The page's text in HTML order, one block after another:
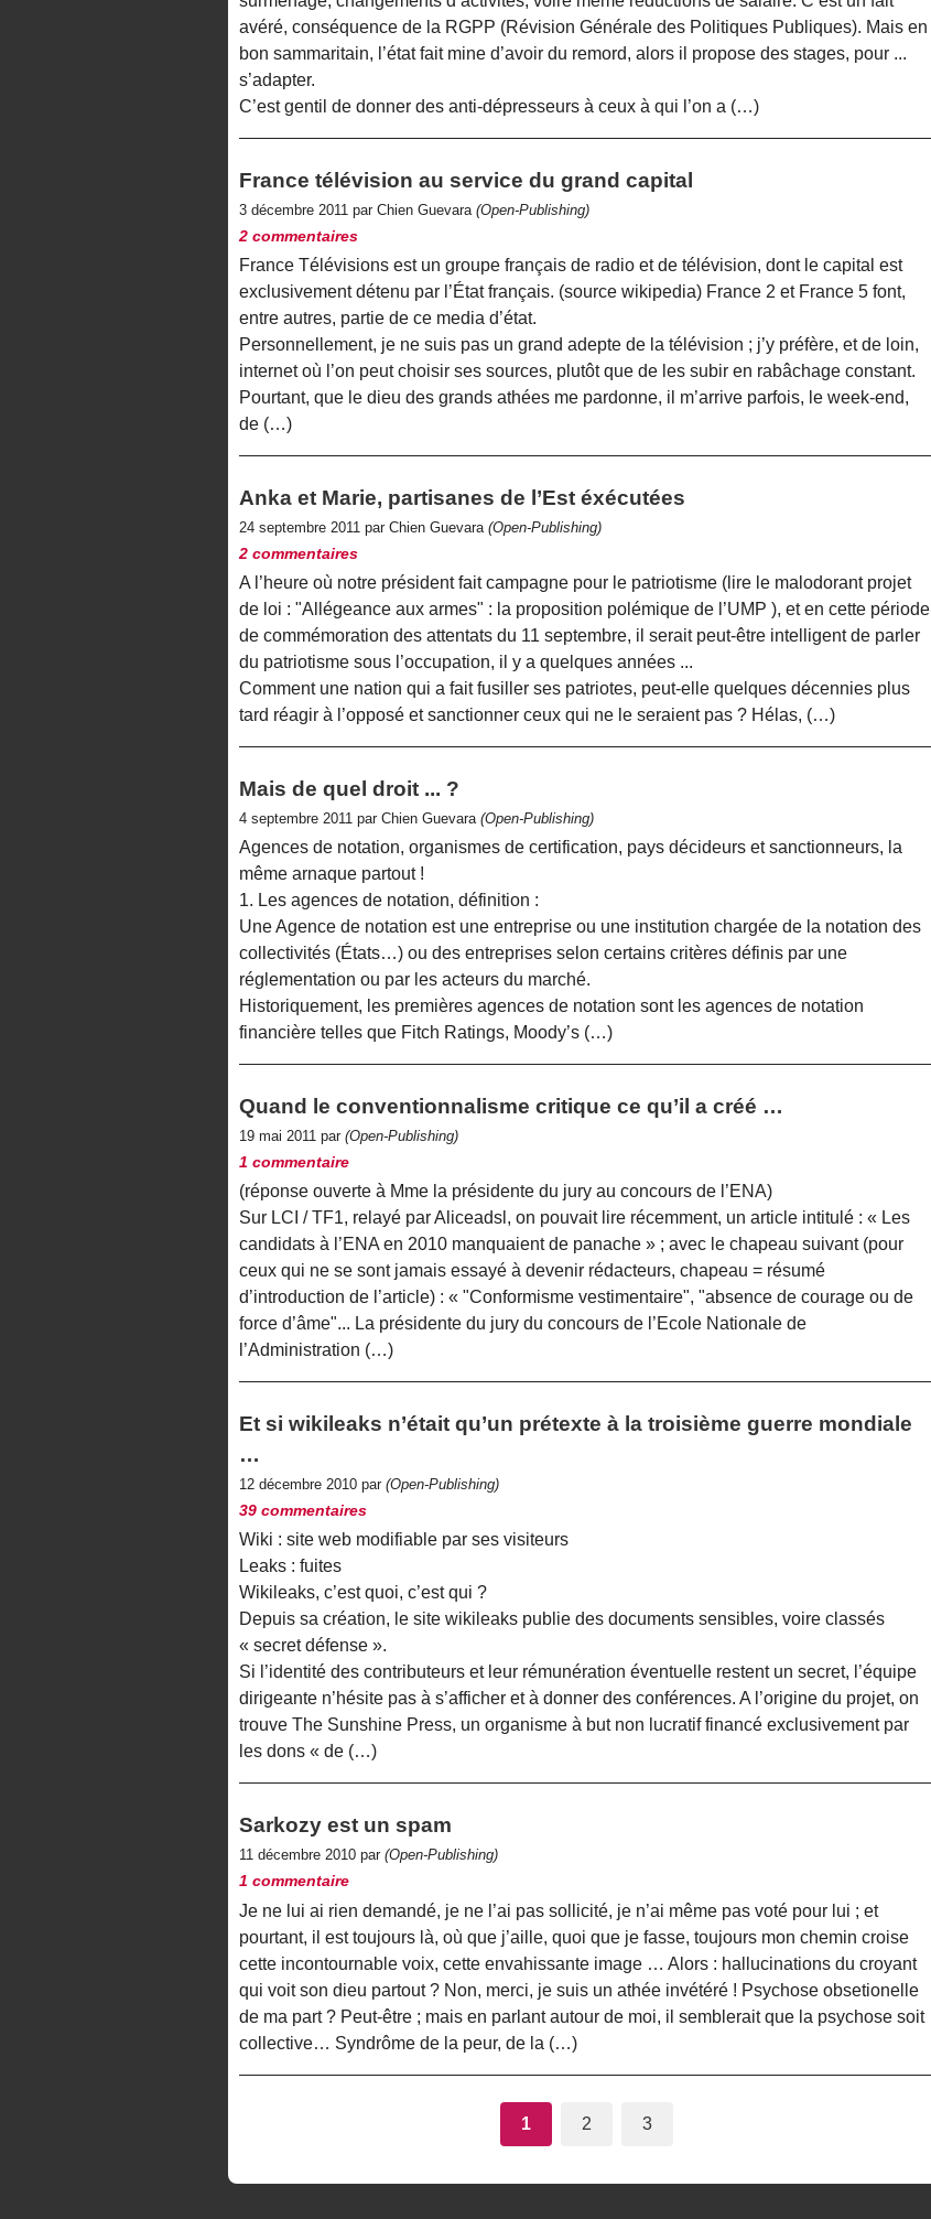
avéré, conséquence de la RGPP (Révision Générale des Politiques Publiques). Mais en
bon sammaritain, l’état fait mine d’avoir du remord, alors il propose des stages, pour ...
s’adapter.
C’est gentil de donner des anti-dépresseurs à ceux à qui l’on a (…)
France télévision au service du grand capital
3 décembre 2011 par Chien Guevara (Open-Publishing)
2 commentaires
France Télévisions est un groupe français de radio et de télévision, dont le capital est
exclusivement détenu par l’État français. (source wikipedia) France 2 et France 5 font,
entre autres, partie de ce media d’état.
Personnellement, je ne suis pas un grand adepte de la télévision ; j’y préfère, et de loin,
internet où l’on peut choisir ses sources, plutôt que de les subir en rabâchage constant.
Pourtant, que le dieu des grands athées me pardonne, il m’arrive parfois, le week-end,
de (…)
Anka et Marie, partisanes de l’Est éxécutées
24 septembre 2011 par Chien Guevara (Open-Publishing)
2 commentaires
A l’heure où notre président fait campagne pour le patriotisme (lire le malodorant projet
de loi : "Allégeance aux armes" : la proposition polémique de l’UMP ), et en cette période
de commémoration des attentats du 11 septembre, il serait peut-être intelligent de parler
du patriotisme sous l’occupation, il y a quelques années ...
Comment une nation qui a fait fusiller ses patriotes, peut-elle quelques décennies plus
tard réagir à l’opposé et sanctionner ceux qui ne le seraient pas ? Hélas, (…)
Mais de quel droit ... ?
4 septembre 2011 par Chien Guevara (Open-Publishing)
Agences de notation, organismes de certification, pays décideurs et sanctionneurs, la
même arnaque partout !
1. Les agences de notation, définition :
Une Agence de notation est une entreprise ou une institution chargée de la notation des
collectivités (États…) ou des entreprises selon certains critères définis par une
réglementation ou par les acteurs du marché.
Historiquement, les premières agences de notation sont les agences de notation
financière telles que Fitch Ratings, Moody’s (…)
Quand le conventionnalisme critique ce qu’il a créé …
19 mai 2011 par (Open-Publishing)
1 commentaire
(réponse ouverte à Mme la présidente du jury au concours de l’ENA)
Sur LCI / TF1, relayé par Aliceadsl, on pouvait lire récemment, un article intitulé : « Les
candidats à l’ENA en 2010 manquaient de panache » ; avec le chapeau suivant (pour
ceux qui ne se sont jamais essayé à devenir rédacteurs, chapeau = résumé
d’introduction de l’article) : « "Conformisme vestimentaire", "absence de courage ou de
force d’âme"... La présidente du jury du concours de l’Ecole Nationale de
l’Administration (…)
Et si wikileaks n’était qu’un prétexte à la troisième guerre mondiale
…
12 décembre 2010 par (Open-Publishing)
39 commentaires
Wiki : site web modifiable par ses visiteurs
Leaks : fuites
Wikileaks, c’est quoi, c’est qui ?
Depuis sa création, le site wikileaks publie des documents sensibles, voire classés
« secret défense ».
Si l’identité des contributeurs et leur rémunération éventuelle restent un secret, l’équipe
dirigeante n’hésite pas à s’afficher et à donner des conférences. A l’origine du projet, on
trouve The Sunshine Press, un organisme à but non lucratif financé exclusivement par
les dons « de (…)
Sarkozy est un spam
11 décembre 2010 par (Open-Publishing)
1 commentaire
Je ne lui ai rien demandé, je ne l’ai pas sollicité, je n’ai même pas voté pour lui ; et
pourtant, il est toujours là, où que j’aille, quoi que je fasse, toujours mon chemin croise
cette incontournable voix, cette envahissante image … Alors : hallucinations du croyant
qui voit son dieu partout ? Non, merci, je suis un athée invétéré ! Psychose obsetionelle
de ma part ? Peut-être ; mais en parlant autour de moi, il semblerait que la psychose soit
collective… Syndrôme de la peur, de la (…)
1 2 3